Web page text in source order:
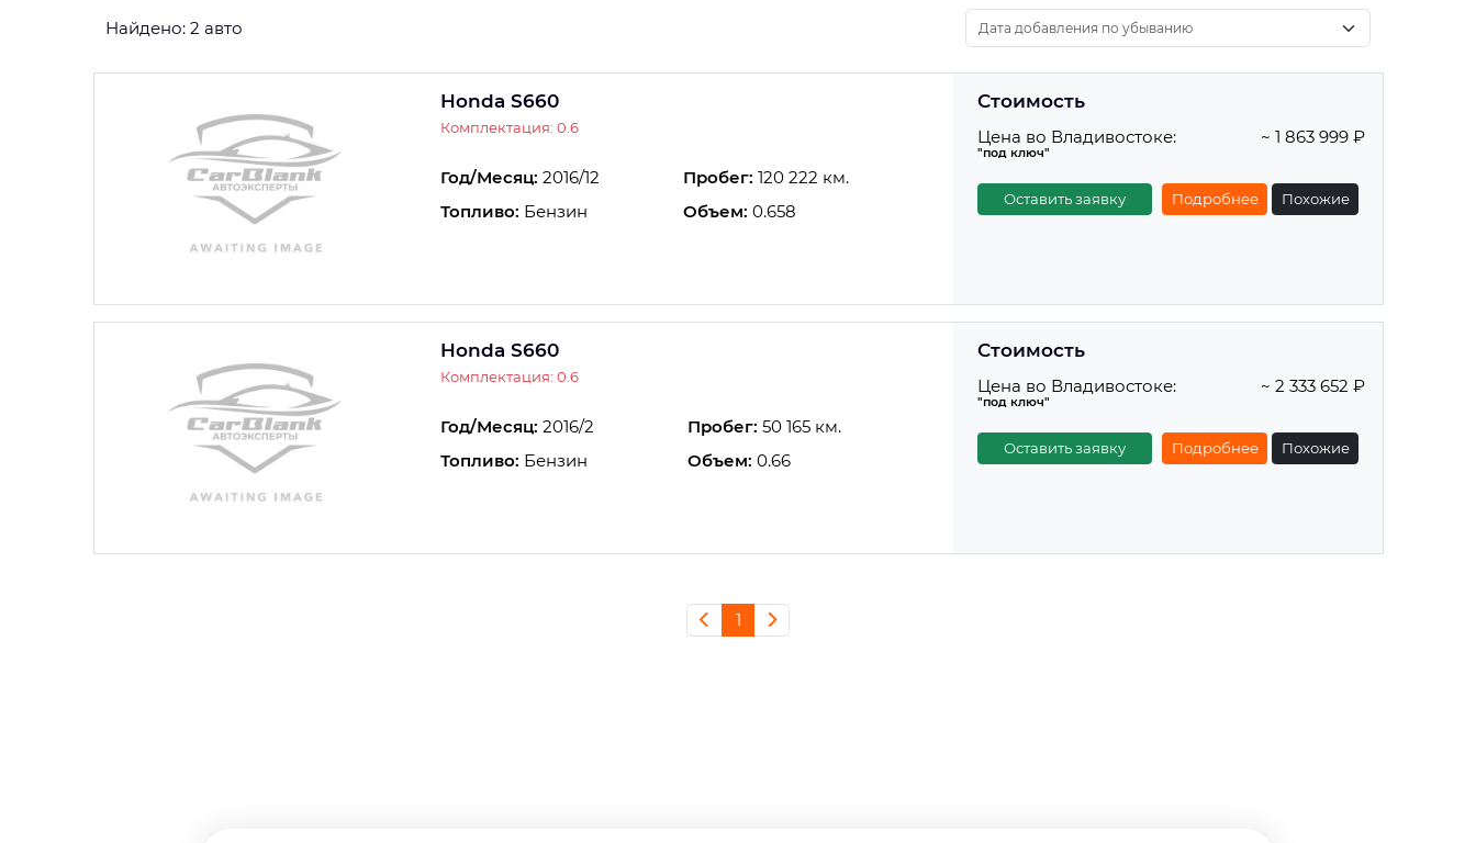
Найдено: 2 авто
Honda S660
Комплектация: 0.6
Год/Месяц: 2016/12 Пробег: 120 222 км.
Топливо: Бензин Объем: 0.658
Стоимость
Цена во Владивостоке:
"под ключ"
~ 1 863 999 ₽
Оставить заявку Подробнее Похожие
Honda S660
Комплектация: 0.6
Год/Месяц: 2016/2 Пробег: 50 165 км.
Топливо: Бензин Объем: 0.66
Стоимость
Цена во Владивостоке:
"под ключ"
~ 2 333 652 ₽
Оставить заявку Подробнее Похожие
1